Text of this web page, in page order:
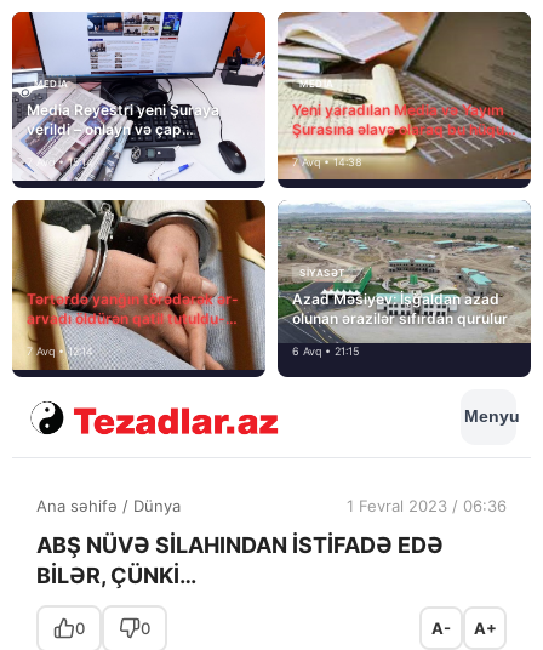
MEDİA
Media Reyestri yeni Şuraya
verildi – onlayn və çap
mediasını nə gözləyir?
7 Avq • 15:14
MEDİA
Yeni yaradılan Media və Yayım
Şurasına əlavə olaraq bu hüquq
və vəzifələr də verilib
7 Avq • 14:38
Tərtərdə yanğın törədərək ər-
arvadı öldürən qatil tutuldu-
SON DƏQİQƏ
7 Avq • 12:14
SIYASƏT
Azad Məsiyev: İşğaldan azad
olunan ərazilər sıfırdan qurulur
6 Avq • 21:15
Menyu
Ana səhifə / Dünya 1 Fevral 2023 / 06:36
ABŞ NÜVƏ SİLAHINDAN İSTİFADƏ EDƏ
BİLƏR, ÇÜNKİ…
0 0 A- A+